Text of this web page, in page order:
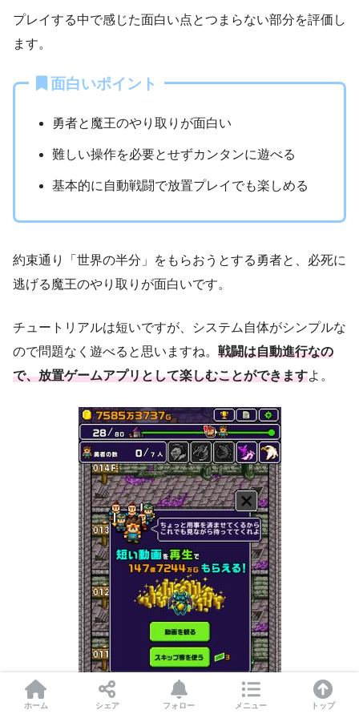
プレイする中で感じた面白い点とつまらない部分を評価し
ます。
面白いポイント
勇者と魔王のやり取りが面白い
難しい操作を必要とせずカンタンに遊べる
基本的に自動戦闘で放置プレイでも楽しめる
約束通り「世界の半分」をもらおうとする勇者と、必死に
逃げる魔王のやり取りが面白いです。
チュートリアルは短いですが、システム自体がシンプルな
ので問題なく遊べると思いますね。 戦闘は自動進行なの
で、放置ゲームアプリとして楽しむことができますよ。
ホーム シェア フォロー メニュー トップ